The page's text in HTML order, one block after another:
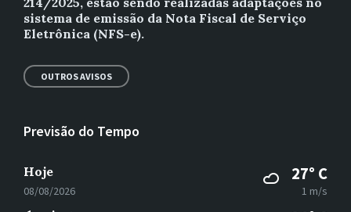
sistema de emissão da Nota Fiscal de Serviço
Eletrônica (NFS-e).
OUTROS AVISOS
Previsão do Tempo
Hoje
08/08/2026
27° C
1 m/s